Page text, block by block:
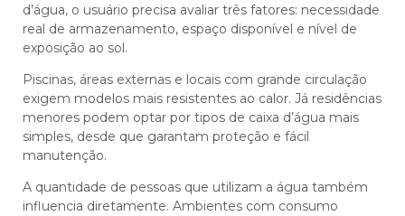
d’água, o usuário precisa avaliar três fatores: necessidade
real de armazenamento, espaço disponível e nível de
exposição ao sol.
Piscinas, áreas externas e locais com grande circulação
exigem modelos mais resistentes ao calor. Já residências
menores podem optar por tipos de caixa d’água mais
simples, desde que garantam proteção e fácil
manutenção.
A quantidade de pessoas que utilizam a água também
influencia diretamente. Ambientes com consumo